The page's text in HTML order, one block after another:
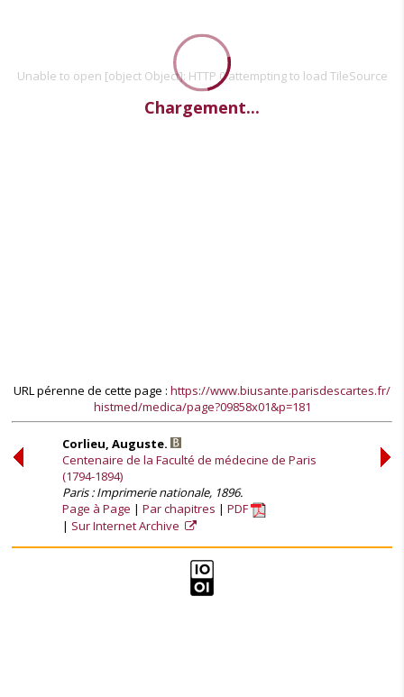
Unable to open [object Object]: HTTP 0 attempting to load TileSource
Chargement...
URL pérenne de cette page : https://www.biusante.parisdescartes.fr/
histmed/medica/page?09858x01&p=181
Corlieu, Auguste.
Centenaire de la Faculté de médecine de Paris
(1794-1894)
Paris : Imprimerie nationale, 1896.
Page à Page
Par chapitres
PDF
Sur Internet Archive